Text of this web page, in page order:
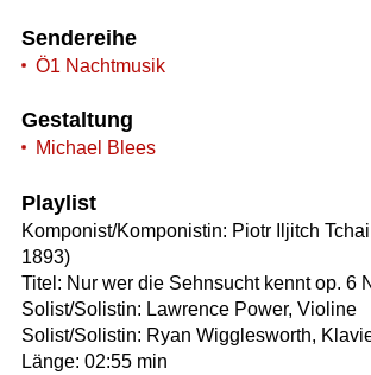
Sendereihe
Ö1 Nachtmusik
Gestaltung
Michael Blees
Playlist
Komponist/Komponistin: Piotr Iljitch
1893)
Titel: Nur wer die Sehnsucht kennt op. 6
Solist/Solistin: Lawrence Power, Violine
Solist/Solistin: Ryan Wigglesworth,
Länge: 02:55 min